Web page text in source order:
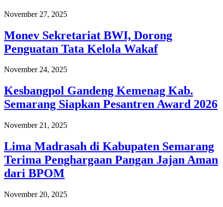
November 27, 2025
Monev Sekretariat BWI, Dorong
Penguatan Tata Kelola Wakaf
November 24, 2025
Kesbangpol Gandeng Kemenag Kab.
Semarang Siapkan Pesantren Award 2026
November 21, 2025
Lima Madrasah di Kabupaten Semarang
Terima Penghargaan Pangan Jajan Aman
dari BPOM
November 20, 2025